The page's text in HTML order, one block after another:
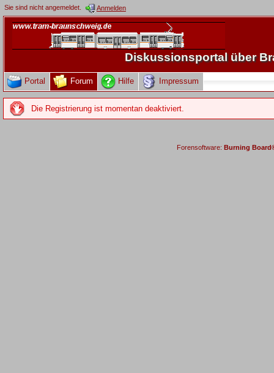
Sie sind nicht angemeldet. Anmelden
Diskussionsportal über
Portal Forum Hilfe Impressum
Die Registrierung ist momentan deaktiviert.
Forensoftware: Burning